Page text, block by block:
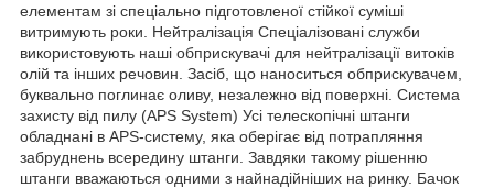
елементам зі спеціально підготовленої стійкої суміші
витримують роки. Нейтралізація Спеціалізовані служби
використовують наші обприскувачі для нейтралізації витоків
олій та інших речовин. Засіб, що наноситься обприскувачем,
буквально поглинає оливу, незалежно від поверхні. Система
захисту від пилу (APS System) Усі телескопічні штанги
обладнані в APS-систему, яка оберігає від потрапляння
забруднень всередину штанги. Завдяки такому рішенню
штанги вважаються одними з найнадійніших на ринку. Бачок